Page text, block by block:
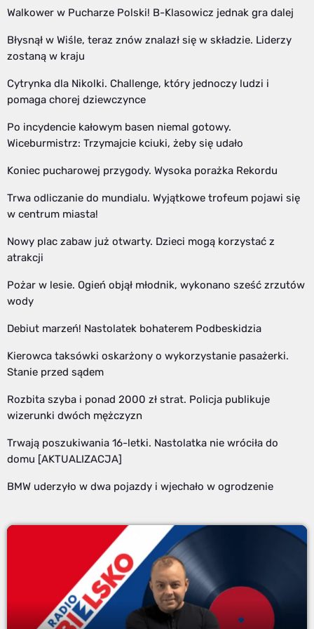
Walkower w Pucharze Polski! B-Klasowicz jednak gra dalej
Błysnął w Wiśle, teraz znów znalazł się w składzie. Liderzy
zostaną w kraju
Cytrynka dla Nikolki. Challenge, który jednoczy ludzi i
pomaga chorej dziewczynce
Po incydencie kałowym basen niemal gotowy.
Wiceburmistrz: Trzymajcie kciuki, żeby się udało
Koniec pucharowej przygody. Wysoka porażka Rekordu
Trwa odliczanie do mundialu. Wyjątkowe trofeum pojawi się
w centrum miasta!
Nowy plac zabaw już otwarty. Dzieci mogą korzystać z
atrakcji
Pożar w lesie. Ogień objął młodnik, wykonano sześć zrzutów
wody
Debiut marzeń! Nastolatek bohaterem Podbeskidzia
Kierowca taksówki oskarżony o wykorzystanie pasażerki.
Stanie przed sądem
Rozbita szyba i ponad 2000 zł strat. Policja publikuje
wizerunki dwóch mężczyzn
Trwają poszukiwania 16-letki. Nastolatka nie wróciła do
domu [AKTUALIZACJA]
BMW uderzyło w dwa pojazdy i wjechało w ogrodzenie